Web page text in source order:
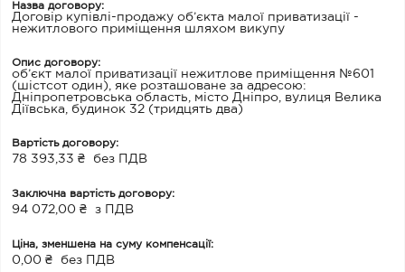
Назва договору:
Договір купівлі-продажу об’єкта малої приватизації -
нежитлового приміщення шляхом викупу
Опис договору:
об’єкт малої приватизації нежитлове приміщення №601
(шістсот один), яке розташоване за адресою:
Дніпропетровська область, місто Дніпро, вулиця Велика
Діївська, будинок 32 (тридцять два)
Вартість договору:
78 393,33 ₴ без ПДВ
Заключна вартість договору:
94 072,00 ₴ з ПДВ
Ціна, зменшена на суму компенсації:
0,00 ₴ без ПДВ